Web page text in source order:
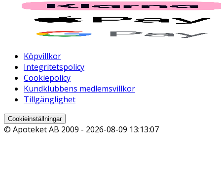
Köpvillkor
Integritetspolicy
Cookiepolicy
Kundklubbens medlemsvillkor
Tillgänglighet
Cookieinställningar
© Apoteket AB 2009 - 2026-08-09 13:13:07